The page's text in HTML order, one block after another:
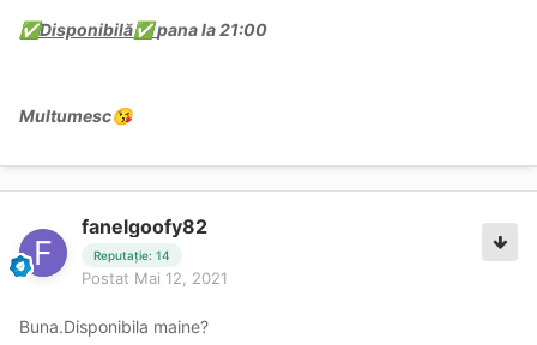
✅Disponibilă✅pana la 21:00
Multumesc😘
fanelgoofy82
Reputație: 14
Postat Mai 12, 2021
Buna.Disponibila maine?